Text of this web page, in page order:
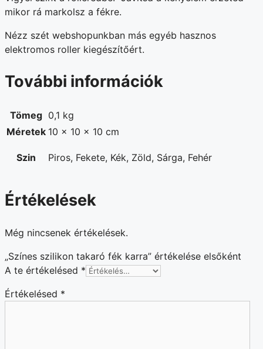
mikor rá markolsz a fékre.
Nézz szét webshopunkban más egyéb hasznos
elektromos roller kiegészítőért.
További információk
Tömeg 0,1 kg
Méretek 10 × 10 × 10 cm
Szin Piros, Fekete, Kék, Zöld, Sárga, Fehér
Értékelések
Még nincsenek értékelések.
„Színes szilikon takaró fék karra” értékelése elsőként
A te értékelésed *
Értékelésed *